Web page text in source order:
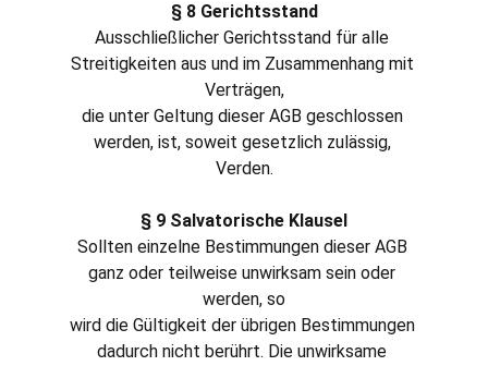
§ 8 Gerichtsstand
Ausschließlicher Gerichtsstand für alle
Streitigkeiten aus und im Zusammenhang mit
Verträgen,
die unter Geltung dieser AGB geschlossen
werden, ist, soweit gesetzlich zulässig,
Verden.
§ 9 Salvatorische Klausel
Sollten einzelne Bestimmungen dieser AGB
ganz oder teilweise unwirksam sein oder
werden, so
wird die Gültigkeit der übrigen Bestimmungen
dadurch nicht berührt. Die unwirksame